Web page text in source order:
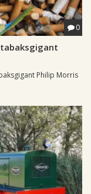
0
Philip Morris